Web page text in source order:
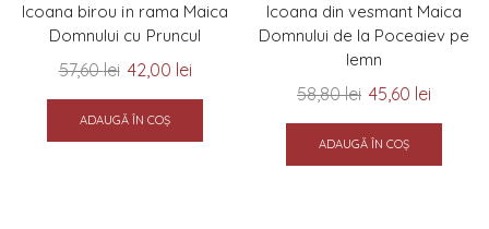
Icoana birou in rama Maica
Domnului cu Pruncul
57,60lei 42,00 lei
ADAUGĂ ÎN COȘ
Icoana din vesmant Maica
Domnului de la Poceaiev pe
lemn
58,80lei 45,60 lei
ADAUGĂ ÎN COȘ